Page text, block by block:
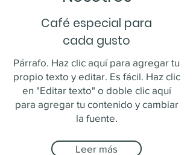
Café especial para
cada gusto
Párrafo. Haz clic aquí para agregar tu
propio texto y editar. Es fácil. Haz clic
en "Editar texto" o doble clic aquí
para agregar tu contenido y cambiar
la fuente.
Leer más